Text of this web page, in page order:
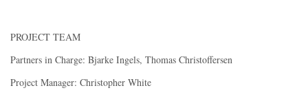
PROJECT TEAM
Partners in Charge: Bjarke Ingels, Thomas Christoffersen
Project Manager: Christopher White